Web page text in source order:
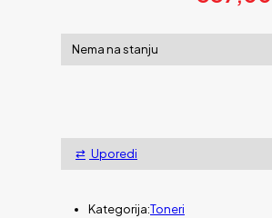
Nema na stanju
Uporedi
Kategorija:Toneri